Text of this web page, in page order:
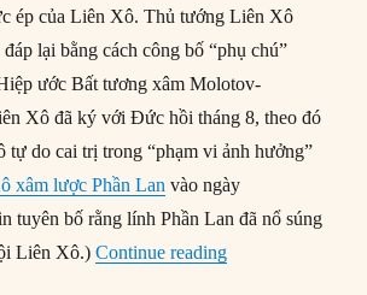
ép của Liên Xô. Thủ tướng Liên Xô
lại bằng cách công bố “phụ chú”
ước Bất tương xâm Molotov-
Xô đã ký với Đức hồi tháng 8, theo đó
tự do cai trị trong “phạm vi ảnh hưởng”
xâm lược Phần Lan vào ngày
tuyên bố rằng lính Phần Lan đã nổ súng
Liên Xô.)Continue reading“03/03/1945: